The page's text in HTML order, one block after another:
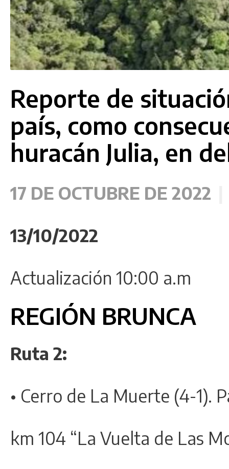
Reporte de
país, como
huracán Julia, en
17 DE OCTUBRE DE 2022
13/10/2022
Actualización 10:00 a.m
REGIÓN BRUNCA
Ruta 2:
• Cerro de La Muerte (4-1).
km 104 “La Vuelta de Las